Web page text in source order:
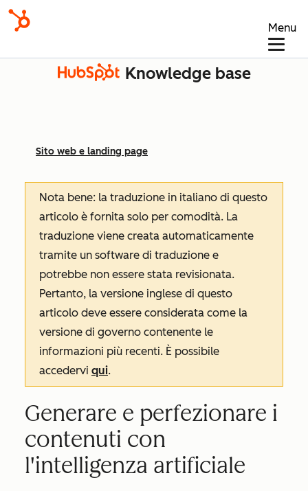
Menu
Knowledge base
Sito web e landing page
Nota bene: la traduzione in italiano di questo
articolo è fornita solo per comodità. La
traduzione viene creata automaticamente
tramite un software di traduzione e
potrebbe non essere stata revisionata.
Pertanto, la versione inglese di questo
articolo deve essere considerata come la
versione di governo contenente le
informazioni più recenti. È possibile
accedervi qui.
Generare e perfezionare i
contenuti con
l'intelligenza artificiale